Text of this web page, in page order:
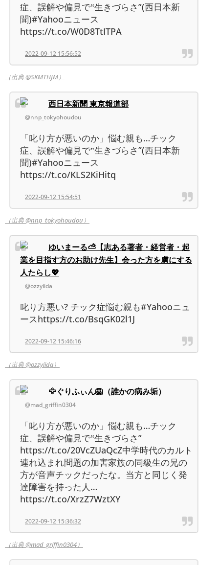
症、誤解や偏見で‟生きづらさ”(西日本新
聞)#Yahooニュース
https://t.co/W0D8TtITPA
2022-09-12 15:56:52
（出典 @SKMTHJM）
西日本新聞 東京報道部
@nnp_tokyohoudou
「叱り方が悪いのか」悩む親も…チック
症、誤解や偏見で‟生きづらさ”(西日本新
聞)#Yahooニュース
https://t.co/KLS2KiHitq
2022-09-12 15:54:51
（出典 @nnp_tokyohoudou）
ゆいまーる⛅【志ある著者・経営者・起
業を目指す方のお助け先生】会った方を虜にする
人たらし💖
@ozzyiida
叱り方悪い? チック症悩む親も#Yahooニュ
ースhttps://t.co/BsqGK02l1J
2022-09-12 15:46:16
（出典 @ozzyiida）
🦅ぐりふぃん🦁（誰かの病み垢）
@mad_griffin0304
「叱り方が悪いのか」悩む親も…チック
症、誤解や偏見で‟生きづらさ”
https://t.co/20VcZUaQcZ中学時代のカルト
連れ込まれ問題の加害家族の同級生の兄の
方が音声チックだったな。当方と同じく発
達障害を持った人…
https://t.co/XrzZ7WztXY
2022-09-12 15:36:32
（出典 @mad_griffin0304）